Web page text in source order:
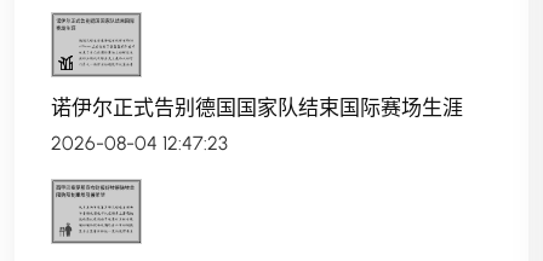
诺伊尔正式告别德国国家队结束国际赛场生涯
2026-08-04 12:47:23